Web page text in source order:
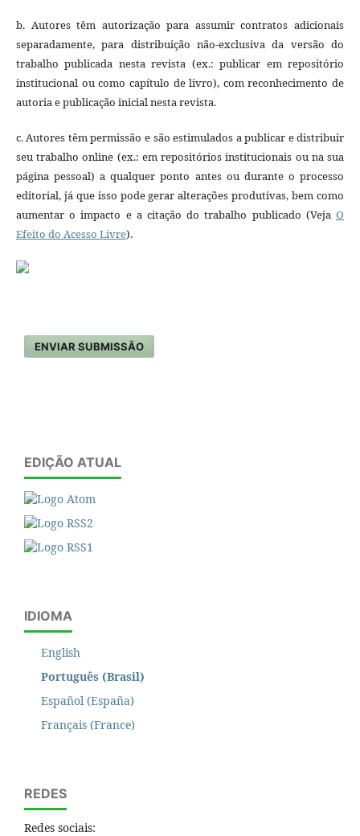
b. Autores têm autorização para assumir contratos adicionais
separadamente, para distribuição não-exclusiva da versão do
trabalho publicada nesta revista (ex.: publicar em repositório
institucional ou como capítulo de livro), com reconhecimento de
autoria e publicação inicial nesta revista.
c. Autores têm permissão e são estimulados a publicar e distribuir
seu trabalho online (ex.: em repositórios institucionais ou na sua
página pessoal) a qualquer ponto antes ou durante o processo
editorial, já que isso pode gerar alterações produtivas, bem como
aumentar o impacto e a citação do trabalho publicado (VejaO
Efeito do Acesso Livre).
ENVIAR SUBMISSÃO
EDIÇÃO ATUAL
IDIOMA
English
Português (Brasil)
Español (España)
Français (France)
REDES
Redes sociais: